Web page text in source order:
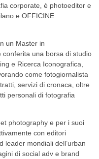
corporate, è photoeditor e
e OFFICINE
un Master in
conferita una borsa di studio
e Ricerca Iconografica,
come fotogiornalista
servizi di cronaca, oltre
personali di fotografia
photography e per i suoi
con editori
leader mondiali dell’urban
di social adv e brand